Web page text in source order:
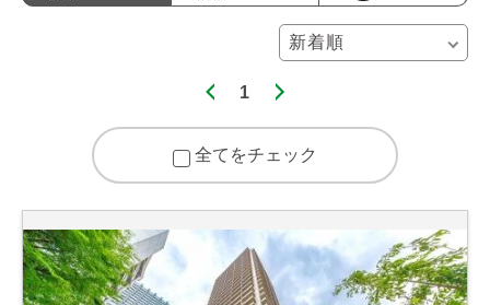
1
全てをチェック